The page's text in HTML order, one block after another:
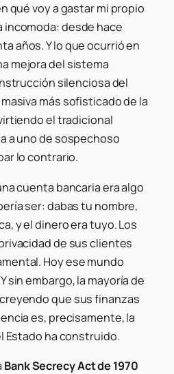
qué voy a gastar mi propio
incomoda: desde hace
años. Y lo que ocurrió en
mejora del sistema
silenciosa del
más sofisticado de la
el tradicional
a uno de sospechoso
lo contrario.
cuenta bancaria era algo
ser: dabas tu nombre,
y el dinero era tuyo. Los
de sus clientes
Hoy ese mundo
sin embargo, la mayoría de
que sus finanzas
es, precisamente, la
Estado ha construido.
Bank Secrecy Act de 1970